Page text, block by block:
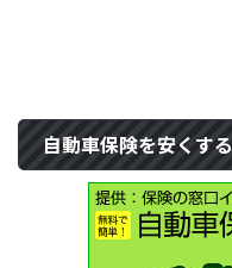
自動車保険を安くする